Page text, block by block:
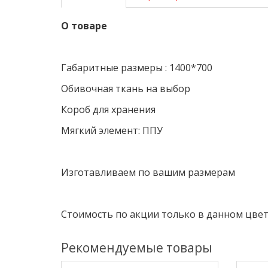
О товаре
Габаритные размеры : 1400*700
Обивочная ткань на выбор
Короб для хранения
Мягкий элемент: ППУ
Изготавливаем по вашим размерам
Стоимость по акции только в данном
Рекомендуемые товары